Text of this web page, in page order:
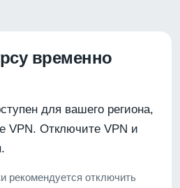
временно
для вашего региона,
VPN. Отключите VPN и
рекомендуется отключить